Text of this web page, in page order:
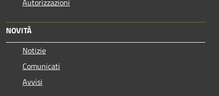
NOVITÀ
Notizie
Comunicati
Avvisi